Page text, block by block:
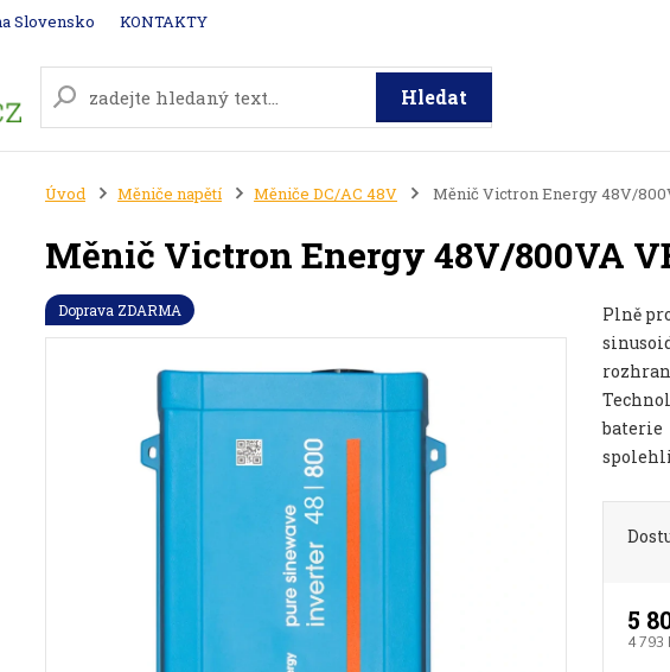
Slovensko KONTAKTY
Hledat
Úvod Měniče napětí Měniče DC/AC 48V Měnič Victron Energy 48V/
Měnič Victron Energy 48V/800VA
Doprava ZDARMA
Plně
baterie
5
4 793